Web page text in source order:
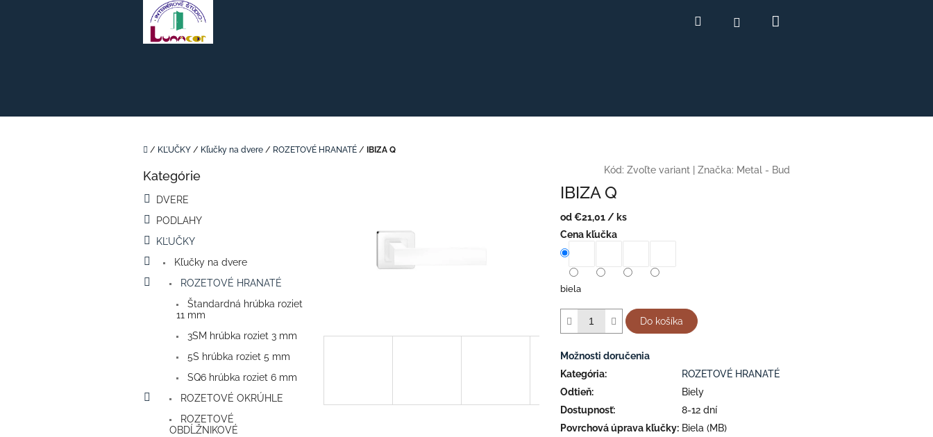
Hľadať Prihlásenie
Domov
/ KĽUČKY / Kľučky na dvere / ROZETOVÉ HRANATÉ / IBIZA Q
Preskočiť
Kategórie
DVERE
PODLAHY
KĽUČKY
Kľučky na dvere
ROZETOVÉ HRANATÉ
Štandardná hrúbka roziet
11 mm
3SM hrúbka roziet 3 mm
5S hrúbka roziet 5 mm
SQ6 hrúbka roziet 6 mm
ROZETOVÉ OKRÚHLE
ROZETOVÉ
OBDĹŽNIKOVÉ
Kód: Zvoľte variant Značka: Metal - Bud
IBIZA Q
od€21,01 / ks
Jednotková
Cena kľučka
biela
Do košíka
Možnosti doručenia
Kategória:
ROZETOVÉ HRANATÉ
Odtieň:
Biely
Dostupnosť:
8-12 dní
Povrchová úprava kľučky: Biela (MB)